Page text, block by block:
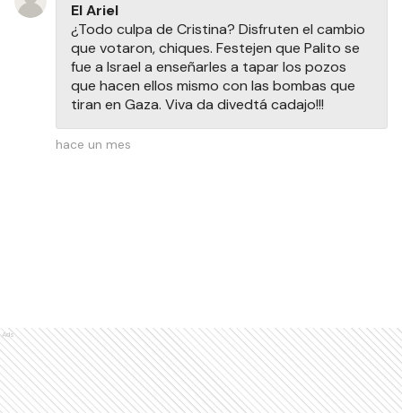
El Ariel
¿Todo culpa de Cristina? Disfruten el cambio
que votaron, chiques. Festejen que Palito se
fue a Israel a enseñarles a tapar los pozos
que hacen ellos mismo con las bombas que
tiran en Gaza. Viva da divedtá cadajo!!!
hace un mes
Ads